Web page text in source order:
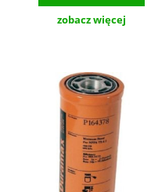
zobacz więcej